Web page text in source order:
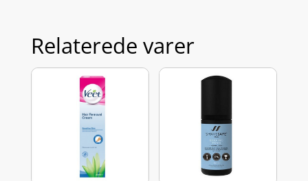
Relaterede varer